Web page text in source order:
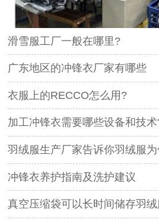
滑雪服工厂一般在哪里?
广东地区的冲锋衣厂家有哪些
衣服上的RECCO怎么用?
加工冲锋衣需要哪些设备和技
羽绒服生产厂家告诉你羽绒服为
冲锋衣养护指南及洗护建议
真空压缩袋可以长时间储存羽绒服